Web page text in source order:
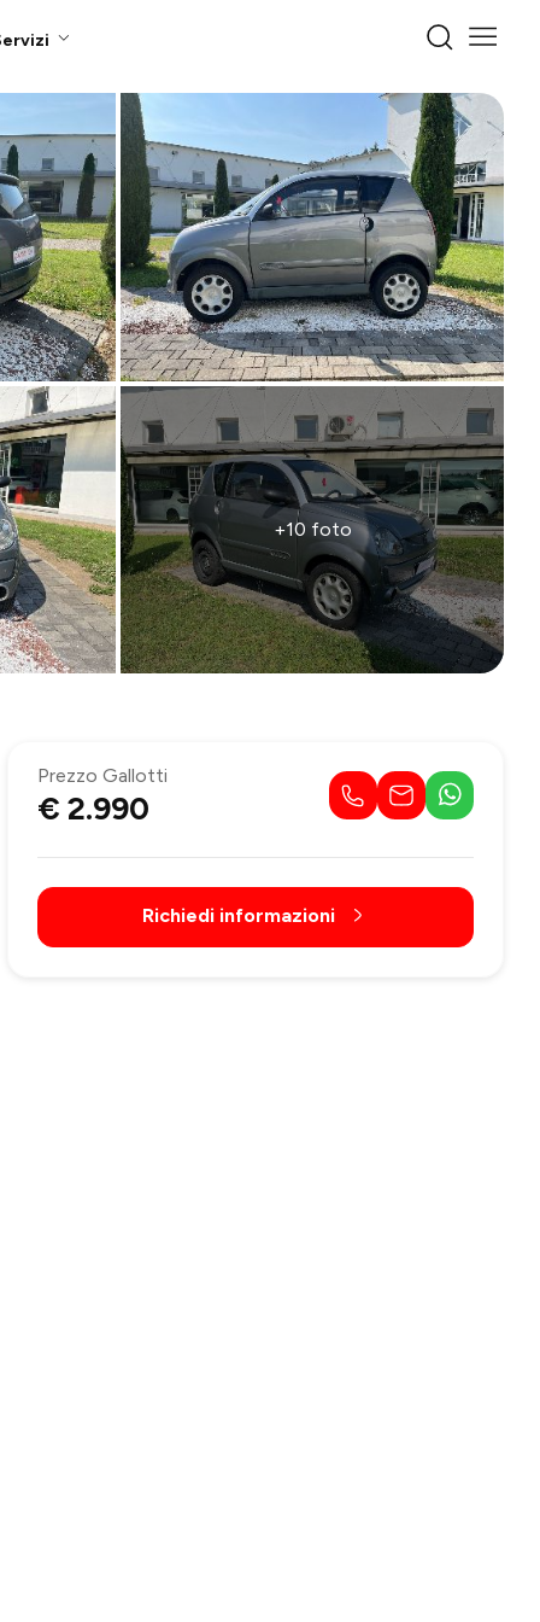
+10 foto
Prezzo Gallotti
€ 2.990
Richiedi informazioni